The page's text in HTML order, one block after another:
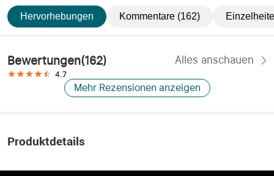
Hervorhebungen Kommentare (162)
Bewertungen(162) Alles anschauen
4.7
Mehr Rezensionen anzeigen
Produktdetails